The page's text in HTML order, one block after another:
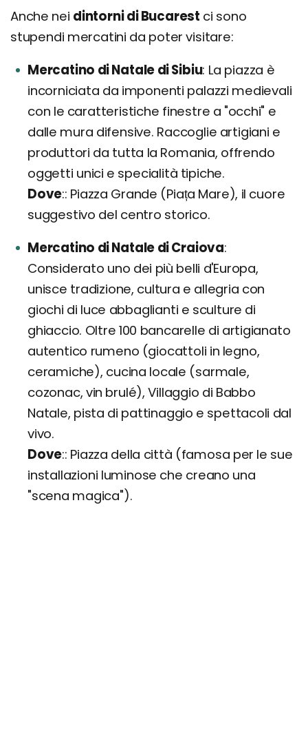
Anche nei dintorni di Bucarest ci sono
stupendi mercatini da poter visitare:
Mercatino di Natale di Sibiu La piazza è
incorniciata da imponenti palazzi medievali
con le caratteristiche finestre a "occhi" e
dalle mura difensive. Raccoglie artigiani e
produttori da tutta la Romania, offrendo
oggetti unici e specialità tipiche.
Dove : Piazza Grande (Piața Mare), il cuore
suggestivo del centro storico.
Mercatino di Natale di Craiova
Considerato uno dei più belli d'Europa,
unisce tradizione, cultura e allegria con
giochi di luce abbaglianti e sculture di
ghiaccio. Oltre 100 bancarelle di artigianato
autentico rumeno (giocattoli in legno,
ceramiche), cucina locale (sarmale,
cozonac, vin brulé), Villaggio di Babbo
Natale, pista di pattinaggio e spettacoli dal
vivo.
Dove : Piazza della città (famosa per le sue
installazioni luminose che creano una
"scena magica").